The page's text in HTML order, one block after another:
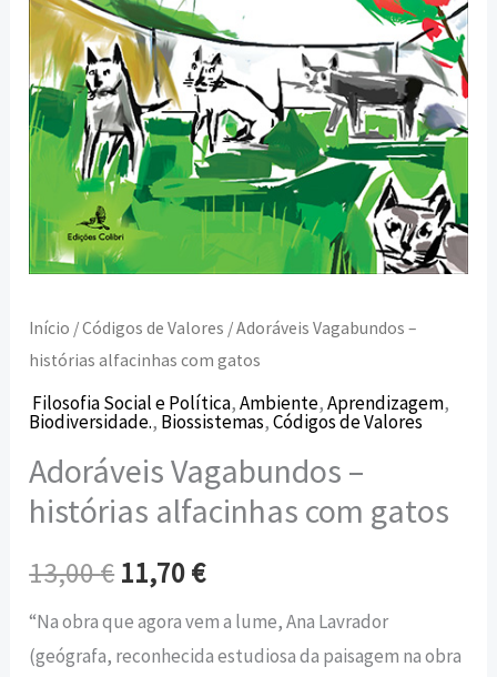
Início /Códigos de Valores / Adoráveis Vagabundos –
histórias alfacinhas com gatos
Filosofia Social e Política,Ambiente,Aprendizagem,
Biodiversidade., Biossistemas,Códigos de Valores
Adoráveis Vagabundos –
histórias alfacinhas com gatos
13,00€ 11,70€
“Na obra que agora vem a lume, Ana Lavrador
(geógrafa, reconhecida estudiosa da pai­sagem na obra